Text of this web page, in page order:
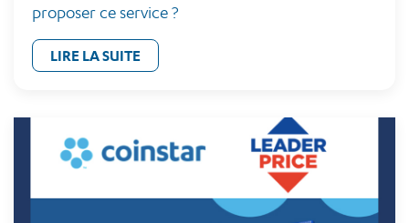
proposer ce service ?
LIRE LA SUITE